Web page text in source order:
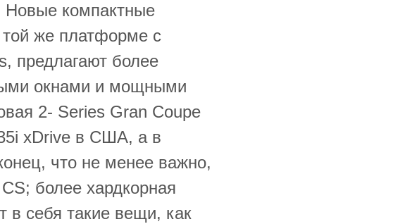
Новые компактные
же платформе с
предлагают более
окнами и мощными
2- Series Gran Coupe
xDrive в США, а в
что не менее важно,
более хардкорная
в себя такие вещи, как